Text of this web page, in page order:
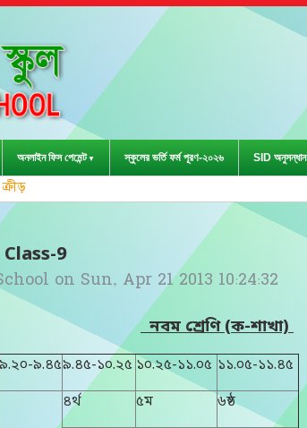
অনলাইন ফিস পেমেন্ট স্কুলের ভর্তি ফর্ম পূরণ-২০২৬ SID অনুসন্ধান
প্রতিযোগিতা-২০২৩ এ জেলা পর্
Class-9
on Sun, Apr 21 2013 10:24:32
নবম শ্রেণি (ক-শাখা)
৯.২০-৯.৪৫৯.৪৫-১০.২৫ ১০.২৫-১১.০৫ ১১.০৫-১১.৪৫
৪র্থ ৫ম
৬ষ্ঠ